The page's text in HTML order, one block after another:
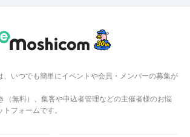
、いつでも簡単にイベントや会員・メンバーの募集が
（無料）、集客や申込者管理などの主催者様のお悩
フォームです。